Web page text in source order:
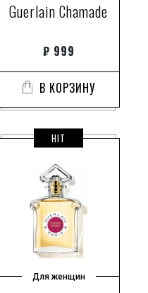
Guerlain Chamade
₽ 999
В КОРЗИНУ
HIT
Для женщин